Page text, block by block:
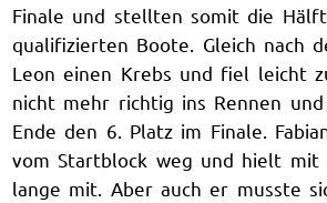
Finale und stellten somit die
qualifizierten Boote. Gleich nach
Leon einen Krebs und fiel leicht
nicht mehr richtig ins Rennen
Ende den 6. Platz im Finale.
vom Startblock weg und hielt mit
lange mit. Aber auch er musste